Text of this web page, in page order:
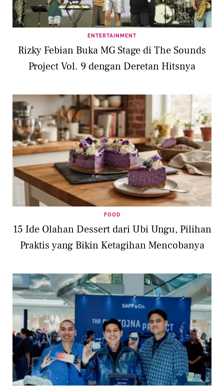
ENTERTAINMENT
Rizky Febian Buka MG Stage di The Sounds
Project Vol. 9 dengan Deretan Hitsnya
FOOD
15 Ide Olahan Dessert dari Ubi Ungu, Pilihan
Praktis yang Bikin Ketagihan Mencobanya